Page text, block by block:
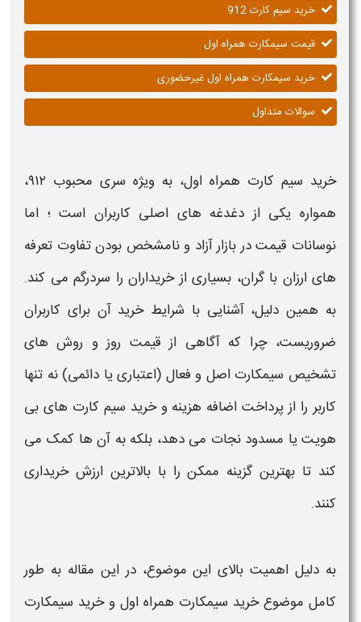
خرید سیم کارت 912
قیمت سیمکارت همراه اول
خرید سیمکارت همراه اول غیرحضوری
سوالات متداول
خرید سیم کارت همراه اول، به ویژه سری محبوب ۹۱۲،
همواره یکی از دغدغه های اصلی کاربران است ؛ اما
نوسانات قیمتدر بازار آزاد و نامشخص بودن تفاوت تعرفه
هایارزان با گران، بسیاری از خریداران را سردرگم می کند.
به همین دلیل، آشنایی با شرایطخریدآن برای کاربران
ضروریست، چرا که آگاهی از قیمت روز و روش های
تشخیص سیمکارت اصل و فعال (اعتباری یا دائمی) نه تنها
کاربر را از پرداخت اضافه هزینه وخرید سیم کارت های بی
هویت یا مسدود نجات می دهد، بلکه به آن ها کمک می
کند تا بهترین گزینه ممکن را با بالاترین ارزش خریداری
کنند.
به دلیل اهمیت بالای این موضوع، در این مقاله به طور
کامل موضوعخرید سیمکارت همراه اول وخرید سیمکارت